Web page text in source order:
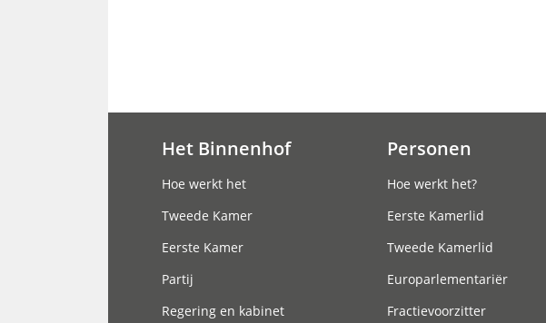
Het Binnenhof
Hoe werkt het
Tweede Kamer
Eerste Kamer
Partij
Regering en kabinet
Personen
Hoe werkt het?
Eerste Kamerlid
Tweede Kamerlid
Europarlementariër
Fractievoorzitter